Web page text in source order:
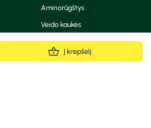
Į krepšelį
Aminorūgštys
Veido kaukės
Eteriniai aliejai
BB ir CC kremas